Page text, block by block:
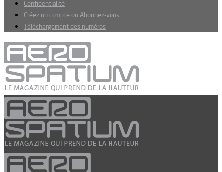
Confidentialité
Créez un compte ou Abonnez-vous
Téléchargement des numéros